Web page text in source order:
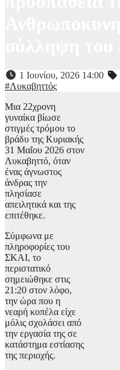
1 Ιουνίου, 2026 14:00
#Λυκαβηττός
Μια 22χρονη
γυναίκα βίωσε
στιγμές τρόμου το
βράδυ της Κυριακής
31 Μαΐου 2026 στον
Λυκαβηττό, όταν
ένας άγνωστος
άνδρας την
πλησίασε
απειλητικά και της
επιτέθηκε.
Σύμφωνα με
πληροφορίες του
ΣΚΑΙ, το
περιστατικό
σημειώθηκε στις
21:20 στον λόφο,
την ώρα που η
νεαρή κοπέλα είχε
μόλις σχολάσει από
την εργασία της σε
κατάστημα εστίασης
της περιοχής.